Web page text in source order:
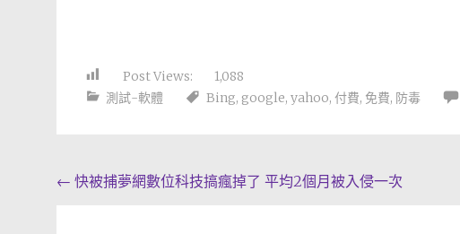
Post Views:
1,088
測試-軟體
Bing, google, yahoo, 付費, 免費, 防毒
Post
← 快被捕夢網數位科技搞瘋掉了 平均2個月被入侵一次